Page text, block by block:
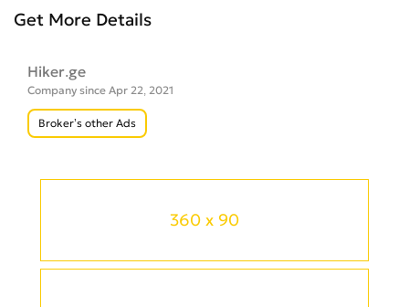
360 x 90
Get More Details
Hiker.ge
Company since Apr 22, 2021
Broker’s other Ads